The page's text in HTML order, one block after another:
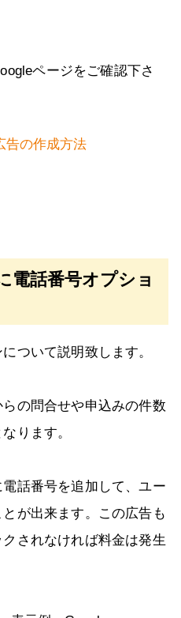
ページをご確認下さ
の作成方法
電話番号オプショ
ついて説明致します。
の問合せや申込みの件数
ります。
話番号を追加して、ユー
が出来ます。この広告も
されなければ料金は発生